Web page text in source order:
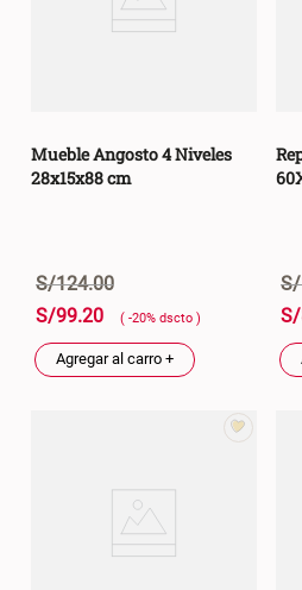
Mueble Angosto 4 Niveles
28x15x88 cm
S/124.00
S/99.20 ( -20% dscto )
Agregar al carro +
S/
S/